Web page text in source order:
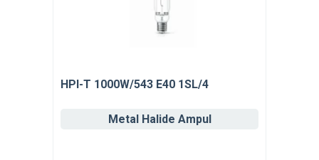
HPI-T 1000W/543 E40 1SL/4
Metal Halide Ampul